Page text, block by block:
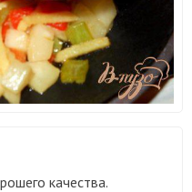
качества.